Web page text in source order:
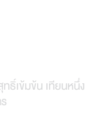
ธิ์เข้มข้น เทียนหนึ่ง